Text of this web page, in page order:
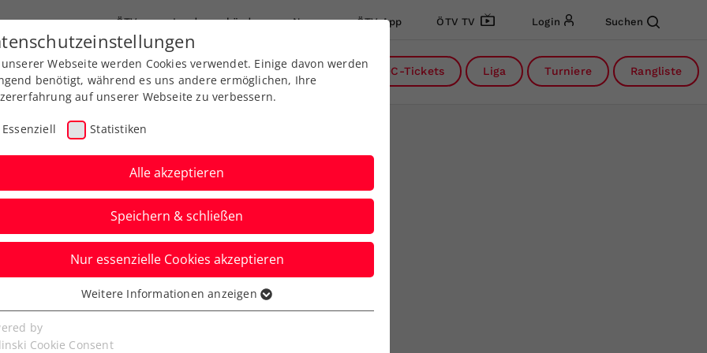
ÖTV Landesverbände News ÖTV App ÖTV TV Login Suchen
Ausbildung Services Über uns DC-Tickets Liga Turniere Rangliste
Entkräfteter
die Krönung
Webseite werden Cookies verwendet. Einige davon werden
benötigt, während es uns andere ermöglichen, Ihre
auf unserer Webseite zu verbessern.
Essenziell Statistiken
Alle akzeptieren
Speichern & schließen
Nur essenzielle Cookies akzeptieren
Cookies werden für grundlegende Funktionen der
benötigt. Dadurch ist gewährleistet, dass die Webseite
Weitere Informationen anzeigen
by
Cookie Consent